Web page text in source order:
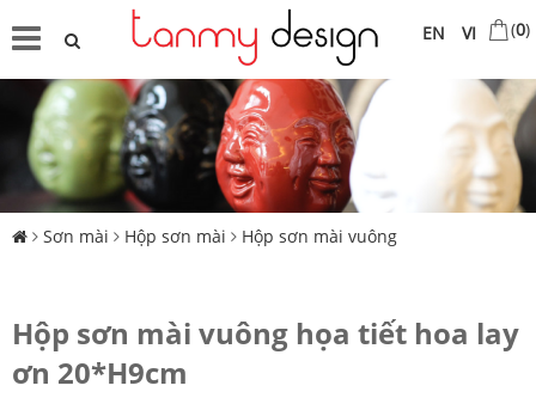
VI
EN (0)
Sơn mài Hộp sơn mài Hộp sơn mài vuông
Hộp sơn mài vuông họa tiết hoa lay
ơn 20*H9cm